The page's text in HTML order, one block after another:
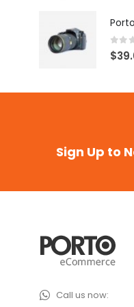
0
$
Sign Up to
Call us now: